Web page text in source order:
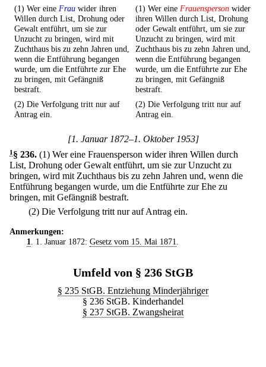
(1) Wer eine Frau wider ihren
Willen durch List, Drohung oder
Gewalt entführt, um sie zur
Unzucht zu bringen, wird mit
Zuchthaus bis zu zehn Jahren und,
wenn die Entführung begangen
wurde, um die Entführte zur Ehe
zu bringen, mit Gefängniß
bestraft.
(1) Wer eine Frauensperson wider
ihren Willen durch List, Drohung
oder Gewalt entführt, um sie zur
Unzucht zu bringen, wird mit
Zuchthaus bis zu zehn Jahren und,
wenn die Entführung begangen
wurde, um die Entführte zur Ehe
zu bringen, mit Gefängniß
bestraft.
(2) Die Verfolgung tritt nur auf
Antrag ein.
(2) Die Verfolgung tritt nur auf
Antrag ein.
[1. Januar 1872–1. Oktober 1953]
1§ 236. (1) Wer eine Frauensperson wider ihren Willen durch
List, Drohung oder Gewalt entführt, um sie zur Unzucht zu
bringen, wird mit Zuchthaus bis zu zehn Jahren und, wenn die
Entführung begangen wurde, um die Entführte zur Ehe zu
bringen, mit Gefängniß bestraft.
(2) Die Verfolgung tritt nur auf Antrag ein.
Anmerkungen:
1
. 1. Januar 1872: Gesetz vom 15. Mai 1871
Umfeld von § 236 StGB
§ 235 StGB. Entziehung Minderjähriger
§ 236 StGB. Kinderhandel
§ 237 StGB. Zwangsheirat